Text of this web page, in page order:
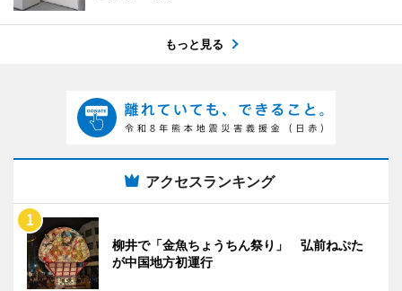
もっと見る
アクセスランキング
柳井で「金魚ちょうちん祭り」 弘前ねぷた
が中国地方初運行